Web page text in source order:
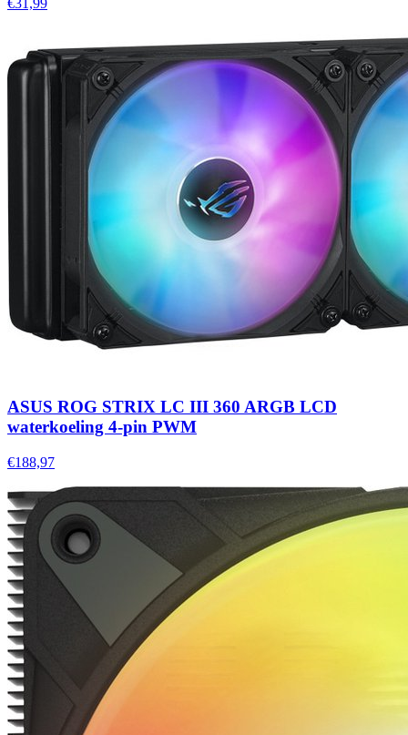
€31,99
ASUS ROG STRIX LC III 360 ARGB LCD
waterkoeling 4-pin PWM
€188,97